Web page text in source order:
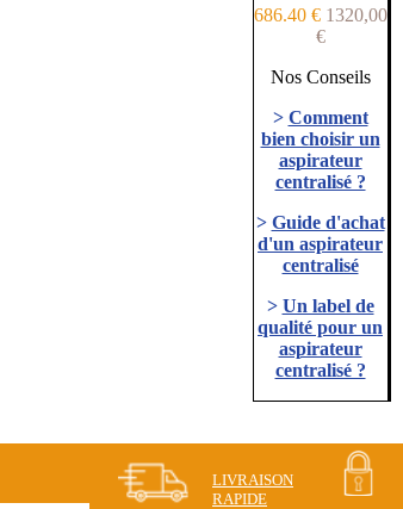
686.40 € 1320,00
€
Nos Conseils
> Comment
bien choisir un
aspirateur
centralisé ?
> Guide d'achat
d'un aspirateur
centralisé
> Un label de
qualité pour un
aspirateur
centralisé ?
LIVRAISON
RAPIDE